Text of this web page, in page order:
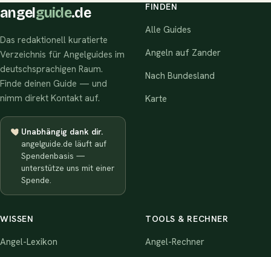
angelguide.de
Das redaktionell kuratierte
Verzeichnis für Angelguides im
deutschsprachigen Raum.
Finde deinen Guide — und
nimm direkt Kontakt auf.
Unabhängig dank dir.
angelguide.de läuft auf
Spendenbasis —
unterstütze uns mit einer
Spende.
FINDEN
Alle Guides
Angeln auf Zander
Nach Bundesland
Karte
WISSEN
Angel-Lexikon
TOOLS & RECHNER
Angel-Rechner